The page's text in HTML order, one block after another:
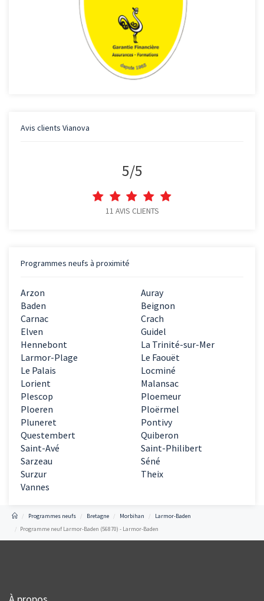
Avis clients Vianova
5/5
11 AVIS CLIENTS
Programmes neufs à proximité
Arzon
Auray
Baden
Beignon
Carnac
Crach
Elven
Guidel
Hennebont
La Trinité-sur-Mer
Larmor-Plage
Le Faouët
Le Palais
Locminé
Lorient
Malansac
Plescop
Ploemeur
Ploeren
Ploërmel
Pluneret
Pontivy
Questembert
Quiberon
Saint-Avé
Saint-Philibert
Sarzeau
Séné
Surzur
Theix
Vannes
Programmes neufs Bretagne Morbihan
Larmor-Baden
Programme neuf Larmor-Baden (56870) - Larmor-Baden